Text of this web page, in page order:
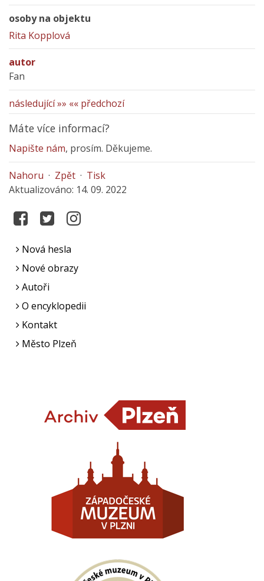
osoby na objektu
Rita Kopplová
autor
Fan
následující »» «« předchozí
Máte více informací?
Napište nám, prosím. Děkujeme.
Nahoru · Zpět · Tisk
Aktualizováno: 14. 09. 2022
Nová hesla
Nové obrazy
Autoři
O encyklopedii
Kontakt
Město Plzeň